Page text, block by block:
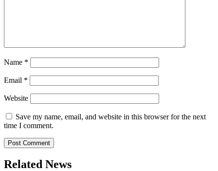
Name *
Email *
Website
Save my name, email, and website in this browser for the next
time I comment.
Related News